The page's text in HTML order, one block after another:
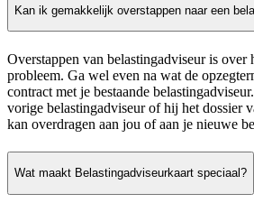
Kan ik gemakkelijk overstappen naar een
Overstappen van belastingadviseur is over
probleem. Ga wel even na wat de
contract met je bestaande
vorige belastingadviseur of hij het dossier
kan overdragen aan jou of aan je nieuwe
Wat maakt Belastingadviseurkaart speciaal?